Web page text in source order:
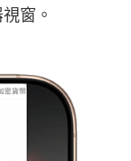
窗。